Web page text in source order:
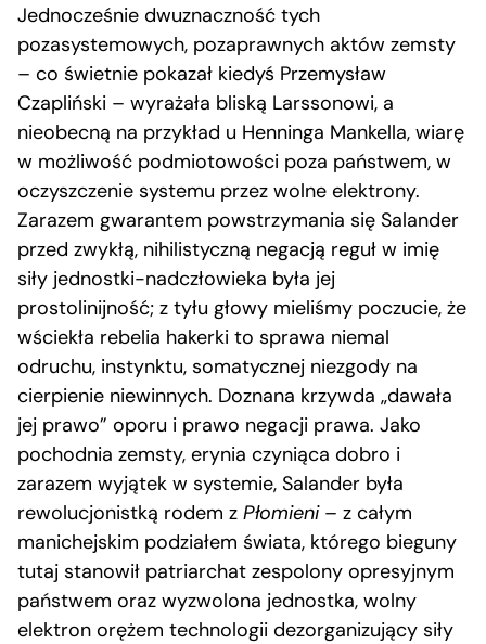
Jednocześnie dwuznaczność tych
pozasystemowych, pozaprawnych aktów zemsty
– co świetnie pokazał kiedyś Przemysław
Czapliński – wyrażała bliską Larssonowi, a
nieobecną na przykład u Henninga Mankella, wiarę
w możliwość podmiotowości poza państwem, w
oczyszczenie systemu przez wolne elektrony.
Zarazem gwarantem powstrzymania się Salander
przed zwykłą, nihilistyczną negacją reguł w imię
siły jednostki-nadczłowieka była jej
prostolinijność; z tyłu głowy mieliśmy poczucie, że
wściekła rebelia hakerki to sprawa niemal
odruchu, instynktu, somatycznej niezgody na
cierpienie niewinnych. Doznana krzywda „dawała
jej prawo” oporu i prawo negacji prawa. Jako
pochodnia zemsty, erynia czyniąca dobro i
zarazem wyjątek w systemie, Salander była
rewolucjonistką rodem z Płomieni– z całym
manichejskim podziałem świata, którego bieguny
tutaj stanowił patriarchat zespolony opresyjnym
państwem oraz wyzwolona jednostka, wolny
elektron orężem technologii dezorganizujący siły